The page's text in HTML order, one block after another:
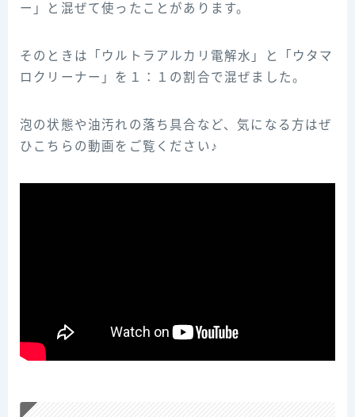
ー」と混ぜて使ったことがあります。
そのときは「ウルトラアルカリ電解水」と「ウタマ
ロクリーナー」を１：１の割合で混ぜました。
泡の状態や油汚れの落ち具合など、気になる方はぜ
ひこちらの動画をご覧ください♪